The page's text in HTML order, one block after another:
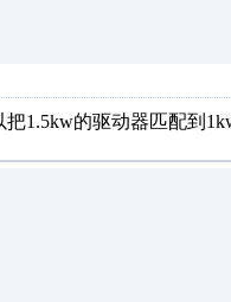
1.5kw的驱动器匹配到